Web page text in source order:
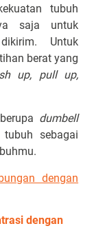
tubuh
saja untuk
Untuk
berat yang
up, pull up,
dumbell
sebagai
dengan
dengan